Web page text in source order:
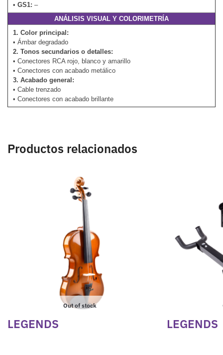
• GS1: –
ANÁLISIS VISUAL Y COLORIMETRÍA
1. Color principal:
• Ámbar degradado
2. Tonos secundarios o detalles:
• Conectores RCA rojo, blanco y amarillo
• Conectores con acabado metálico
3. Acabado general:
• Cable trenzado
• Conectores con acabado brillante
Productos relacionados
Out of stock
LEGENDS LEGENDS